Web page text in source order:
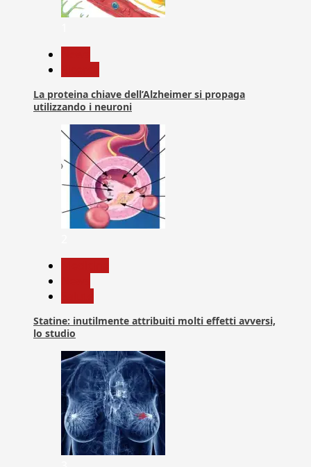
La proteina chiave dell’Alzheimer si propaga
utilizzando i neuroni
Statine: inutilmente attribuiti molti effetti avversi,
lo studio